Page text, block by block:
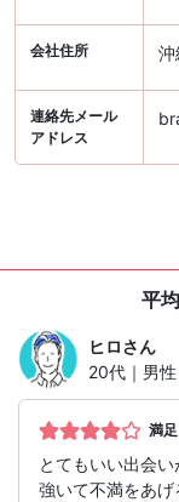
会社住所 沖
連絡先メール
アドレス
平
ヒロさん
20代｜男性
満足
とてもいい出会い
強いて不満をあ